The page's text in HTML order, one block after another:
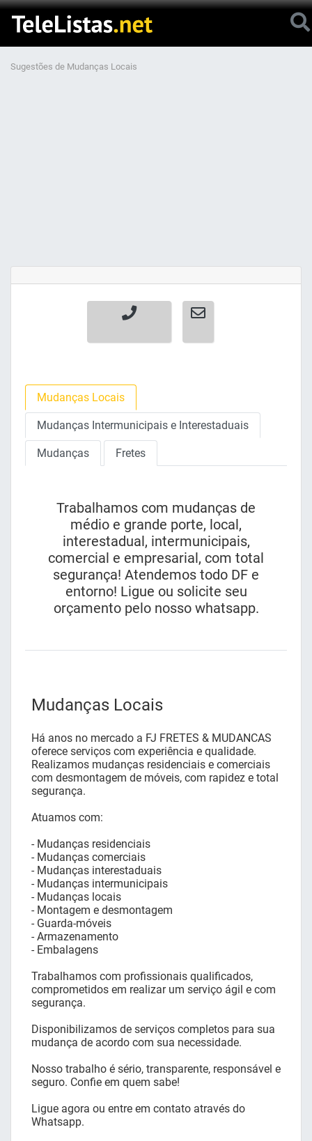
Sugestões de Mudanças Locais
Mudanças Locais
Mudanças Intermunicipais e Interestaduais
Mudanças Fretes
Trabalhamos com mudanças de
médio e grande porte, local,
interestadual, intermunicipais,
comercial e empresarial, com total
segurança! Atendemos todo DF e
entorno! Ligue ou solicite seu
orçamento pelo nosso whatsapp.
Mudanças Locais
Há anos no mercado a FJ FRETES & MUDANCAS
oferece serviços com experiência e qualidade.
Realizamos mudanças residenciais e comerciais
com desmontagem de móveis, com rapidez e total
segurança.
Atuamos com:
- Mudanças residenciais
- Mudanças comerciais
- Mudanças interestaduais
- Mudanças intermunicipais
- Mudanças locais
- Montagem e desmontagem
- Guarda-móveis
- Armazenamento
- Embalagens
Trabalhamos com profissionais qualificados,
comprometidos em realizar um serviço ágil e com
segurança.
Disponibilizamos de serviços completos para sua
mudança de acordo com sua necessidade.
Nosso trabalho é sério, transparente, responsável e
seguro. Confie em quem sabe!
Ligue agora ou entre em contato através do
Whatsapp.